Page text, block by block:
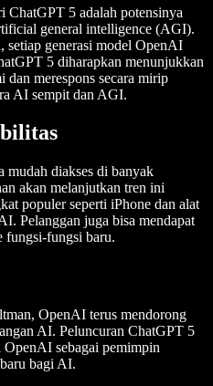
ChatGPT 5 adalah potensinya
general intelligence (AGI).
setiap generasi model OpenAI
5 diharapkan menunjukkan
dan merespons secara mirip
AI sempit dan AGI.
diakses di banyak
akan melanjutkan tren ini
populer seperti iPhone dan alat
Pelanggan juga bisa mendapat
fungsi-fungsi baru.
OpenAI terus mendorong
AI. Peluncuran ChatGPT 5
OpenAI sebagai pemimpin
bagi AI.